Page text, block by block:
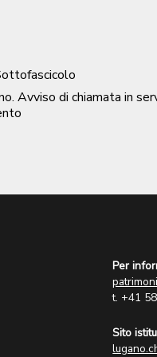
Avviso di chiamata in
Per
t. +41
Sito